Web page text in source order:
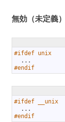
無効（未定義）
#ifdef unix
. . .
#endif
#ifdef __unix
. . .
#endif